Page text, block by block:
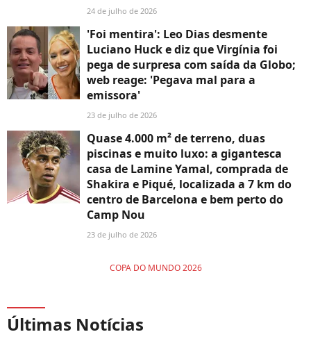
24 de julho de 2026
'Foi mentira': Leo Dias desmente
Luciano Huck e diz que Virgínia foi
pega de surpresa com saída da Globo;
web reage: 'Pegava mal para a
emissora'
23 de julho de 2026
Quase 4.000 m² de terreno, duas
piscinas e muito luxo: a gigantesca
casa de Lamine Yamal, comprada de
Shakira e Piqué, localizada a 7 km do
centro de Barcelona e bem perto do
Camp Nou
23 de julho de 2026
COPA DO MUNDO 2026
Últimas Notícias